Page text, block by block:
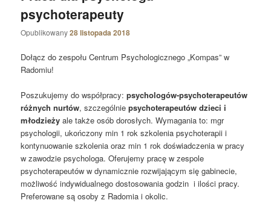
psychoterapeuty
Opublikowany28 listopada 2018
Dołącz do zespołu Centrum Psychologicznego „Kompas” w
Radomiu!
Poszukujemy do współpracy:psychologów-psychoterapeutów
różnych nurtów, szczególniepsychoterapeutów dzieci i
młodzieży ale także osób dorosłych. Wymagania to: mgr
psychologii, ukończony min 1 rok szkolenia psychoterapii i
kontynuowanie szkolenia oraz min 1 rok doświadczenia w pracy
w zawodzie psychologa. Oferujemy pracę w zespole
psychoterapeutów w dynamicznie rozwijającym się gabinecie,
możliwość indywidualnego dostosowania godzin i ilości pracy.
Preferowane są osoby z Radomia i okolic.